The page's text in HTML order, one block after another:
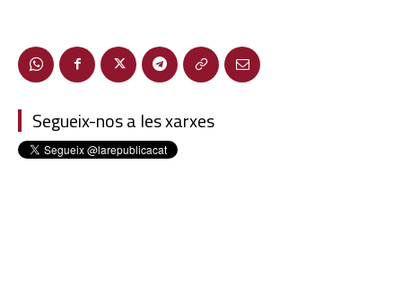
Segueix-nos a les xarxes